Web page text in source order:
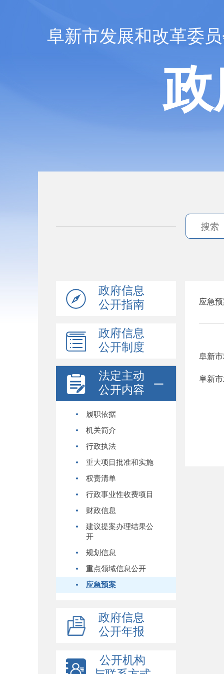
阜新市发展和改革委
政府信息
公开指南
政府信息
公开制度
法定主动
公开内容
履职依据
机关简介
行政执法
重大项目批准和实施
权责清单
行政事业性收费项目
财政信息
建议提案办理结果公
开
规划信息
重点领域信息公开
应急预案
政府信息
公开年报
公开机构
应急
阜新
阜新